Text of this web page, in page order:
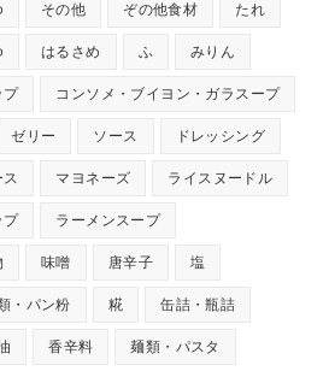
その他 ぞの他食材 たれ
はるさめ ふ みりん
プ コンソメ・ブイヨン・ガラスープ
ゼリー ソース ドレッシング
マヨネーズ ライスヌードル
プ ラーメンスープ
味噌 唐辛子 塩
・パン粉 糀 缶詰・瓶詰
香辛料 麺類・パスタ